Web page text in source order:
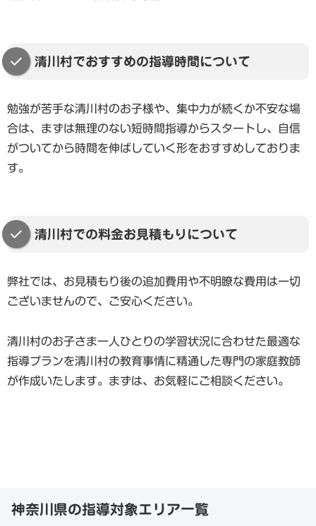
清川村でおすすめの指導時間について
勉強が苦手な清川村のお子様や、集中力が続くか不安な場
合は、まずは無理のない短時間指導からスタートし、自信
がついてから時間を伸ばしていく形をおすすめしておりま
す。
清川村での料金お見積もりについて
弊社では、お見積もり後の追加費用や不明瞭な費用は一切
ございませんので、ご安心ください。
清川村のお子さま一人ひとりの学習状況に合わせた最適な
指導プランを清川村の教育事情に精通した専門の家庭教師
が作成いたします。まずは、お気軽にご相談ください。
神奈川県の指導対象エリア一覧